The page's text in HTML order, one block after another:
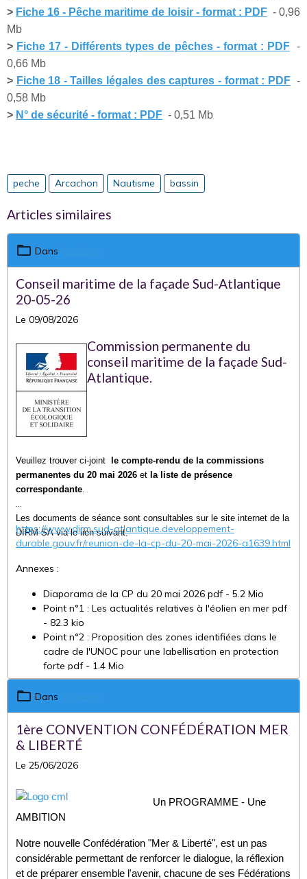
> Fiche 16 - Pêche maritime de loisir - format : PDF - 0,96
Mb
> Fiche 17 - Différents types de pêches - format : PDF -
0,66 Mb
> Fiche 18 - Tailles légales des captures - format : PDF -
0,58 Mb
> N° de sécurité - format : PDF - 0,51 Mb
peche Arcachon Nautisme bassin
Articles similaires
Dans
Conseil maritime de la façade Sud-Atlantique
20-05-26
Le 09/08/2026
Commission permanente du
conseil maritime de la façade Sud-
Atlantique.
Veuillez trouver ci-joint
le compte-rendu de la commissions
permanentes du 20 mai 2026 et la liste de présence
correspondante.
Les documents de séance sont consultables sur le site internet de la
DIRM SA via le lien suivant:
https://www.dirm.sud-atlantique.developpement-
durable.gouv.fr/reunion-de-la-cp-du-20-mai-2026-a1639.html
Annexes :
Diaporama de la CP du 20 mai 2026 pdf - 5.2 Mio
Point n°1 : Les actualités relatives à l'éolien en mer pdf
- 82.3 kio
Point n°2 : Proposition des zones identifiées dans le
cadre de l'UNOC pour une labellisation en protection
forte pdf - 1.4 Mio
Point n°3 : Point d'avancement sur les travaux de
rédaction du document d'orientation pour une gestion
Dans
1ère CONVENTION CONFÉDÉRATION MER
& LIBERTÉ
Le 25/06/2026
Un PROGRAMME - Une
AMBITION
Notre nouvelle Confédération "Mer & Liberté", est un pas
considérable permettant de renforcer le dialogue, la réflexion
et de préparer ensemble l'avenir, chacune de ses Fédérations